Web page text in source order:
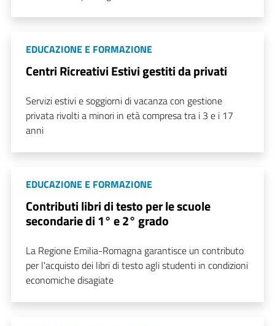
EDUCAZIONE E FORMAZIONE
Centri Ricreativi Estivi gestiti da privati
Servizi estivi e soggiorni di vacanza con gestione
privata rivolti a minori in età compresa tra i 3 e i 17
anni
EDUCAZIONE E FORMAZIONE
Contributi libri di testo per le scuole
secondarie di 1° e 2° grado
La Regione Emilia-Romagna garantisce un contributo
per l'acquisto dei libri di testo agli studenti in condizioni
economiche disagiate